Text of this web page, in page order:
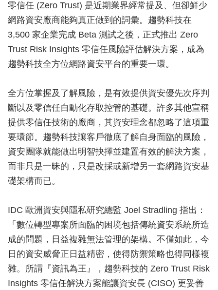
零信任 (Zero Trust) 是近期業界經常提及、但卻鮮少
網路資安廠商能夠真正做到的詞彙。趨勢科技在
3,500 家企業完成 Beta 測試之後，正式推出 Zero
Trust Risk Insights 零信任風險評估解決方案，成為
趨勢科技全方位網路資安平台的重要一環。
全方位掌握及了解風險，是有效提供資安優先次序判
斷以及零信任自動化存取控管的基礎。許多其他宣稱
提供零信任技術的廠商，其資安理念都忽略了這項重
要環節。趨勢科技讓客戶徹底了解自身面臨的風險，
資安團隊就能做出明智抉擇並建置有效的解決方案，
而非只是一昧的，只是改採或新增另一套網路資安基
礎架構而已。
IDC 歐洲資安與隱私研究總監 Joel Stradling 指出：
「數位轉型專案所面臨的困境包括傳統資安系統所造
成的問題，日益複雜無法管理的架構。不僅如此，今
日的資安威脅正日益精密，使得防禦策略也得同樣複
雜。所謂『資訊為王』，趨勢科技的 Zero Trust Risk
Insights 零信任解決方案能讓資安長 (CISO) 更妥善